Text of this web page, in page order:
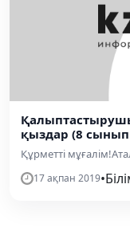
қыздар (8 сынып
Құрметті
17 ақпан 2019•